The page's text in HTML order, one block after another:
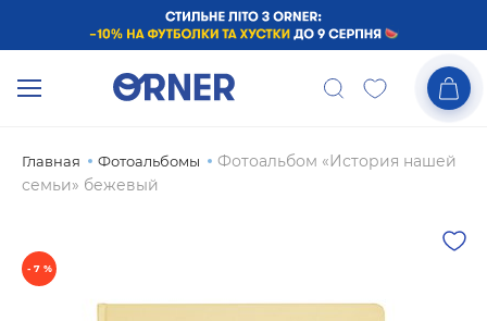
Главная Фотоальбомы
Фотоальбом «История нашей
семьи» бежевый
- 7 %